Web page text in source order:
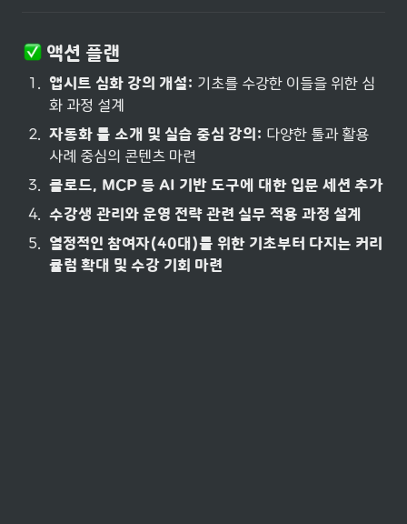
액션 플랜
1 앱시트 심화 강의 개설: 기초를 수강한 이들을 위한 심
화 과정 설계
2. 자동화 툴 소개 및 실습 중심 강의: 다양한 툴과 활용
사례 중심의 콘텐츠 마련
3
클로드, MCP 등 AI 기반 도구에 대한 입문 세션 추가
4.
수강생 관리와 운영 전략 관련 실무 적용 과정 설계
5
열정적인 참여자(40대)를 위한 기초부터 다지는 커리
큘럼 확대 및 수강 기회 마련